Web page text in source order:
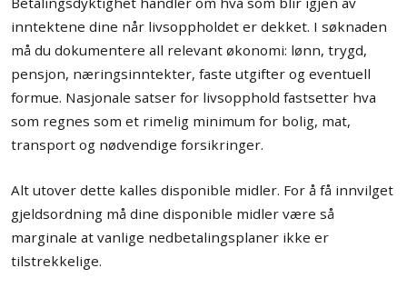
inntektene dine når livsoppholdet er dekket. I søknaden
må du dokumentere all relevant økonomi: lønn, trygd,
pensjon, næringsinntekter, faste utgifter og eventuell
formue. Nasjonale satser for livsopphold fastsetter hva
som regnes som et rimelig minimum for bolig, mat,
transport og nødvendige forsikringer.
Alt utover dette kalles disponible midler. For å få innvilget
gjeldsordning må dine disponible midler være så
marginale at vanlige nedbetalingsplaner ikke er
tilstrekkelige.